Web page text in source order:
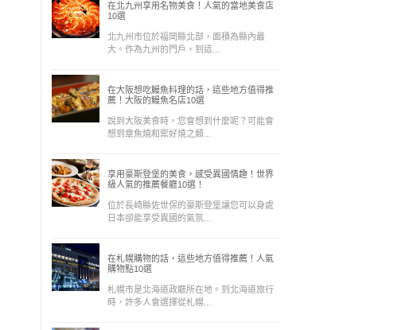
在北九州享用名物美食！人氣的當地美食店
10選
北九州市位於福岡縣北部，面積為縣內最
大。作為九州的門戶，到這...
在大阪想吃鰻魚料理的話，這些地方值得推
薦！大阪的鰻魚名店10選
說到大阪美食時，您會想到什麼呢？可能會
想到章魚燒和禦好燒之類...
享用豪斯登堡的美食，感受異國情趣！世界
級人氣的推薦餐廳10選！
位於長崎縣佐世保的豪斯登堡讓您可以身處
日本卻能享受異國的氣氛...
在札幌購物的話，這些地方值得推薦！人氣
購物點10選
札幌市是北海道政廳所在地。到北海道旅行
時，許多人會選擇從札幌...